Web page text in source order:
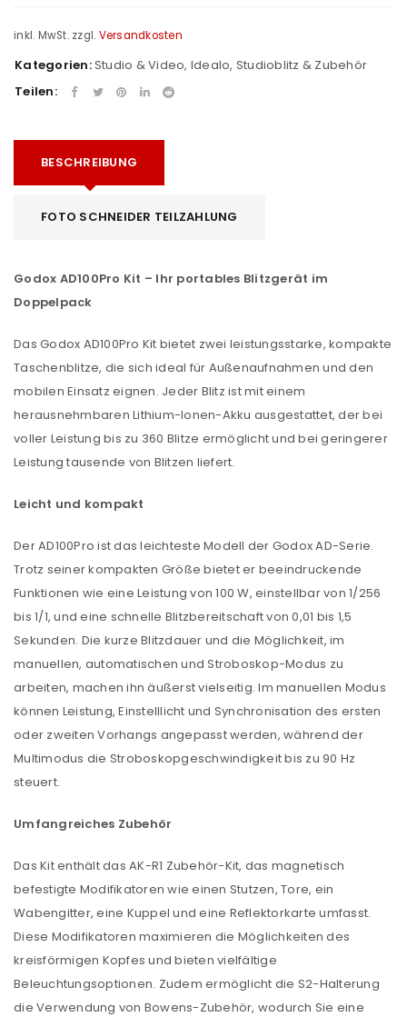
inkl. MwSt. zzgl. Versandkosten
Kategorien:Studio & Video, Idealo, Studioblitz & Zubehör
Teilen:
BESCHREIBUNG
FOTO SCHNEIDER TEILZAHLUNG
Godox AD100Pro Kit – Ihr portables Blitzgerät im
Doppelpack
Das Godox AD100Pro Kit bietet zwei leistungsstarke, kompakte
Taschenblitze, die sich ideal für Außenaufnahmen und den
mobilen Einsatz eignen. Jeder Blitz ist mit einem
herausnehmbaren Lithium-Ionen-Akku ausgestattet, der bei
voller Leistung bis zu 360 Blitze ermöglicht und bei geringerer
Leistung tausende von Blitzen liefert.
Leicht und kompakt
Der AD100Pro ist das leichteste Modell der Godox AD-Serie.
Trotz seiner kompakten Größe bietet er beeindruckende
Funktionen wie eine Leistung von 100 W, einstellbar von 1/256
bis 1/1, und eine schnelle Blitzbereitschaft von 0,01 bis 1,5
Sekunden. Die kurze Blitzdauer und die Möglichkeit, im
manuellen, automatischen und Stroboskop-Modus zu
arbeiten, machen ihn äußerst vielseitig. Im manuellen Modus
können Leistung, Einstelllicht und Synchronisation des ersten
oder zweiten Vorhangs angepasst werden, während der
Multimodus die Stroboskopgeschwindigkeit bis zu 90 Hz
steuert.
Umfangreiches Zubehör
Das Kit enthält das AK-R1 Zubehör-Kit, das magnetisch
befestigte Modifikatoren wie einen Stutzen, Tore, ein
Wabengitter, eine Kuppel und eine Reflektorkarte umfasst.
Diese Modifikatoren maximieren die Möglichkeiten des
kreisförmigen Kopfes und bieten vielfältige
Beleuchtungsoptionen. Zudem ermöglicht die S2-Halterung
die Verwendung von Bowens-Zubehör, wodurch Sie eine